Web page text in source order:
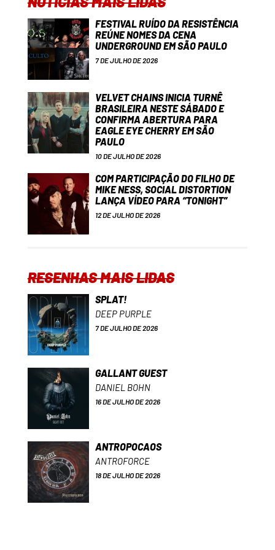
FESTIVAL RUÍDO DA RESISTÊNCIA
REÚNE NOMES DA CENA
UNDERGROUND EM SÃO PAULO
7 DE JULHO DE 2026
VELVET CHAINS INICIA TURNÊ
BRASILEIRA NESTE SÁBADO E
CONFIRMA ABERTURA PARA
EAGLE EYE CHERRY EM SÃO
PAULO
10 DE JULHO DE 2026
COM PARTICIPAÇÃO DO FILHO DE
MIKE NESS, SOCIAL DISTORTION
LANÇA VÍDEO PARA “TONIGHT”
12 DE JULHO DE 2026
RESENHAS MAIS LIDAS
SPLAT!
DEEP PURPLE
7 DE JULHO DE 2026
GALLANT GUEST
DANIEL BOHN
16 DE JULHO DE 2026
ANTROPOCAOS
ANTROFORCE
18 DE JULHO DE 2026